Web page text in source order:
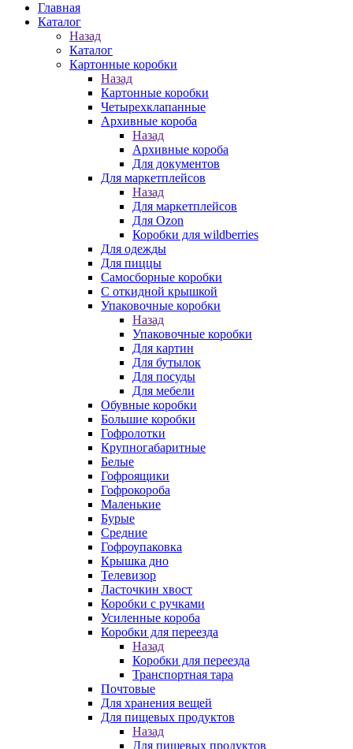
Главная
Каталог
Назад
Каталог
Картонные коробки
Назад
Картонные коробки
Четырехклапанные
Архивные короба
Назад
Архивные короба
Для документов
Для маркетплейсов
Назад
Для маркетплейсов
Для Ozon
Коробки для wildberries
Для одежды
Для пиццы
Самосборные коробки
С откидной крышкой
Упаковочные коробки
Назад
Упаковочные коробки
Для картин
Для бутылок
Для посуды
Для мебели
Обувные коробки
Большие коробки
Гофролотки
Крупногабаритные
Белые
Гофроящики
Гофрокороба
Маленькие
Бурые
Средние
Гофроупаковка
Крышка дно
Телевизор
Ласточкин хвост
Коробки с ручками
Усиленные короба
Коробки для переезда
Назад
Коробки для переезда
Транспортная тара
Почтовые
Для хранения вещей
Для пищевых продуктов
Назад
Для пищевых продуктов